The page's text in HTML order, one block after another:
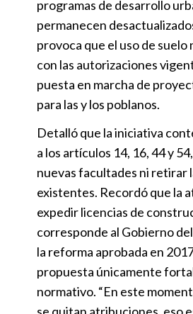
programas de desarrollo
permanecen
provoca que el uso de
con las autorizaciones
puesta en marcha de
para las y los poblanos.
Detalló que la iniciativa
a los artículos 14, 16, 44 y
nuevas facultades ni retirar
existentes. Recordó que la
expedir licencias de
corresponde al Gobierno
la reforma aprobada en
propuesta únicamente
normativo. “En este